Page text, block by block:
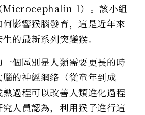
Microcephalin 1）。該小組
影響猴腦發育，這是近年來
的最新系列突變猴。
個區別是人類需要更長的時
的神經網絡（從童年到成
過程可以改善人類進化過程
人員認為，利用猴子進行這